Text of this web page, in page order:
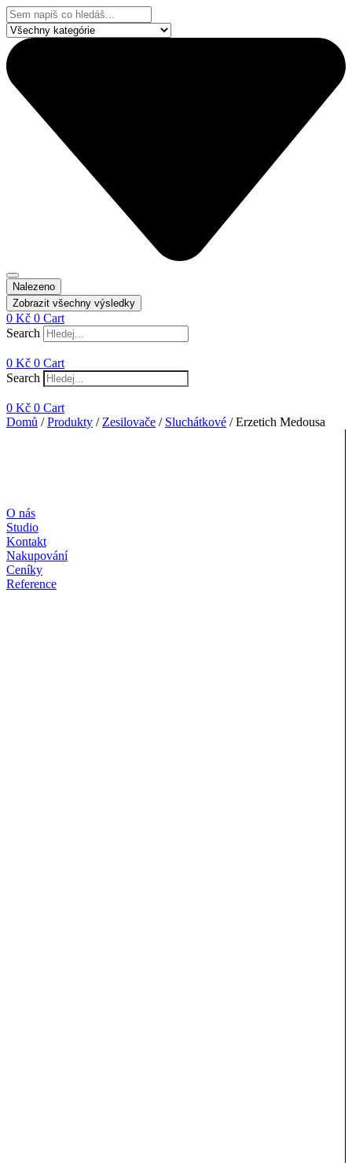
Přejít
k
obsahu
Search
...
Nalezeno
Zobrazit všechny výsledky
0 Kč 0 Cart
Search
0 Kč 0 Cart
Search
0 Kč 0 Cart
Domů /Produkty / Zesilovače / Sluchátkové / Erzetich Medousa
O nás
Studio
Kontakt
Nakupování
Ceníky
Reference